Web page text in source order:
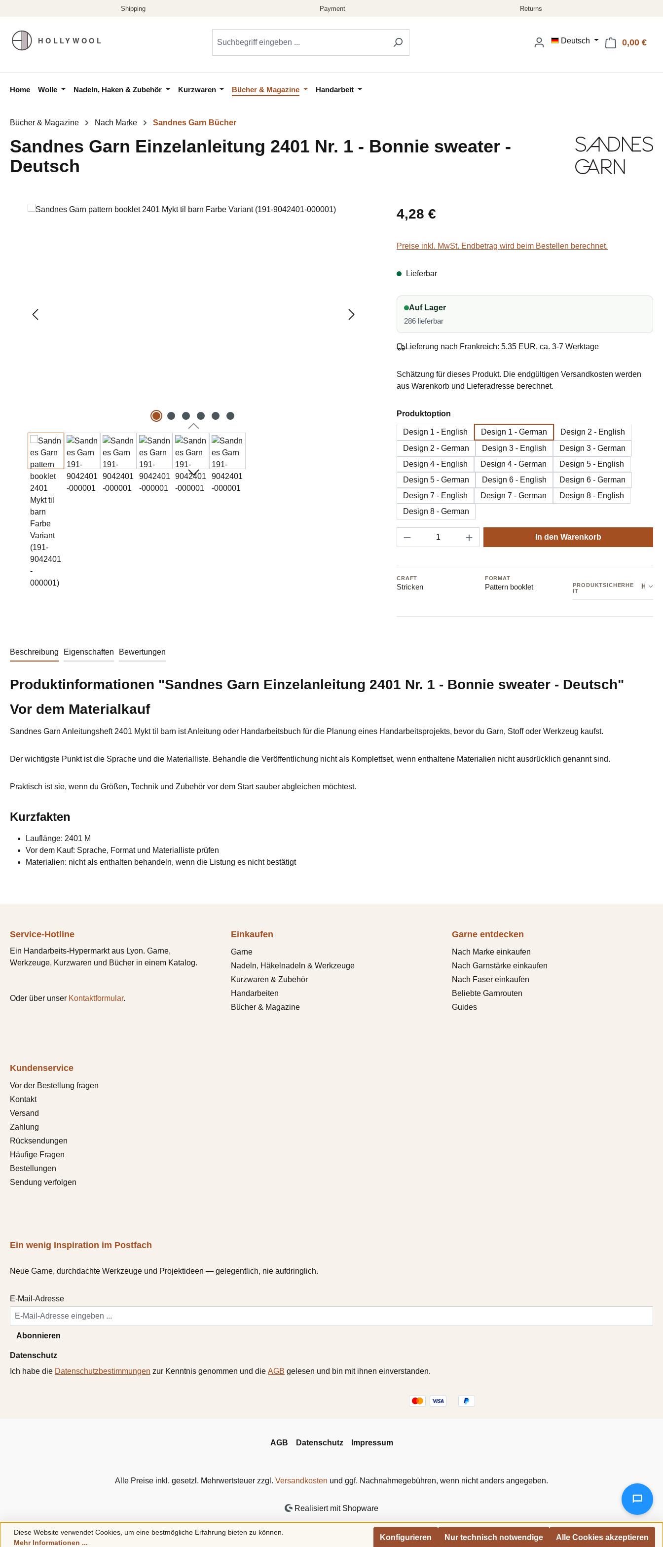
Zur Hauptnavigation springen
Deutsch 0,00 €
Home Wolle Nadeln, Haken & Zubehör Kurzwaren Bücher & Magazine Handarbeit
Bücher & Magazine Nach Marke Sandnes Garn Bücher
Sandnes Garn Einzelanleitung 2401 Nr. 1 - Bonnie sweater -
Deutsch
Bildergalerie überspringen Regulärer Preis:
4,28 €
Preise inkl. MwSt. Endbetrag wird beim Bestellen berechnet.
Lieferbar
Auf Lager
286 lieferbar
Lieferung nach Frankreich: 5.35 EUR, ca. 3-7 Werktage
Schätzung für dieses Produkt. Die endgültigen Versandkosten werden
aus Warenkorb und Lieferadresse berechnet.
Produktoption
Design 1 - English Design 1 - German
Design 2 - English
Design 2 - German
Design 3 - English
Design 3 - German
Design 4 - English
Design 4 - German
Design 5 - English
Design 5 - German
Design 6 - English
Design 6 - German
Design 7 - English
Design 7 - German
Design 8 - English
Design 8 - German
Produkt Anzahl: Gib den gewünschten Wert ein
In den Warenkorb
CRAFT
Stricken
FORMAT
Pattern booklet
PRODUKTSICHERHE
IT
Hersteller: Sandnes Garn AB
Beschreibung Eigenschaften Bewertungen
Produktinformationen "Sandnes Garn Einzelanleitung 2401 Nr. 1 - Bonnie sweater - Deutsch"
Vor dem Materialkauf
Sandnes Garn Anleitungsheft 2401 Mykt til barn ist Anleitung oder Handarbeitsbuch für die Planung eines Handarbeitsprojekts, bevor du Garn, Stoff oder Werkzeug kaufst.
Der wichtigste Punkt ist die Sprache und die Materialliste. Behandle die Veröffentlichung nicht als Komplettset, wenn enthaltene Materialien nicht ausdrücklich genannt sind.
Praktisch ist sie, wenn du Größen, Technik und Zubehör vor dem Start sauber abgleichen möchtest.
Kurzfakten
Lauflänge: 2401 M
Vor dem Kauf: Sprache, Format und Materialliste prüfen
Materialien: nicht als enthalten behandeln, wenn die Listung es nicht bestätigt
Service-Hotline
Ein Handarbeits-Hypermarkt aus Lyon. Garne,
Werkzeuge, Kurzwaren und Bücher in einem Katalog.
Oder über unser Kontaktformular.
Einkaufen
Garne
Nadeln, Häkelnadeln & Werkzeuge
Kurzwaren & Zubehör
Handarbeiten
Bücher & Magazine
Garne entdecken
Nach Marke einkaufen
Nach Garnstärke einkaufen
Nach Faser einkaufen
Beliebte Garnrouten
Guides
Kundenservice
Vor der Bestellung fragen
Kontakt
Versand
Zahlung
Rücksendungen
Häufige Fragen
Bestellungen
Sendung verfolgen
Ein wenig Inspiration im Postfach
Neue Garne, durchdachte Werkzeuge und Projektideen — gelegentlich, nie aufdringlich.
E-Mail-Adresse
Abonnieren
Datenschutz
Ich habe die Datenschutzbestimmungen zur Kenntnis genommen und die AGB gelesen und bin mit ihnen einverstanden.
AGB Datenschutz Impressum
Alle Preise inkl. gesetzl. Mehrwertsteuer zzgl. Versandkosten und ggf. Nachnahmegebühren, wenn nicht anders angegeben.
Realisiert mit Shopware
Diese Website verwendet Cookies, um eine bestmögliche Erfahrung bieten zu können.
Mehr Informationen ...
Nur technisch notwendige
Konfigurieren Alle Cookies akzeptieren